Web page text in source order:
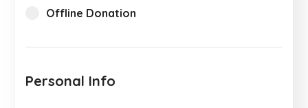
Offline Donation
Personal Info